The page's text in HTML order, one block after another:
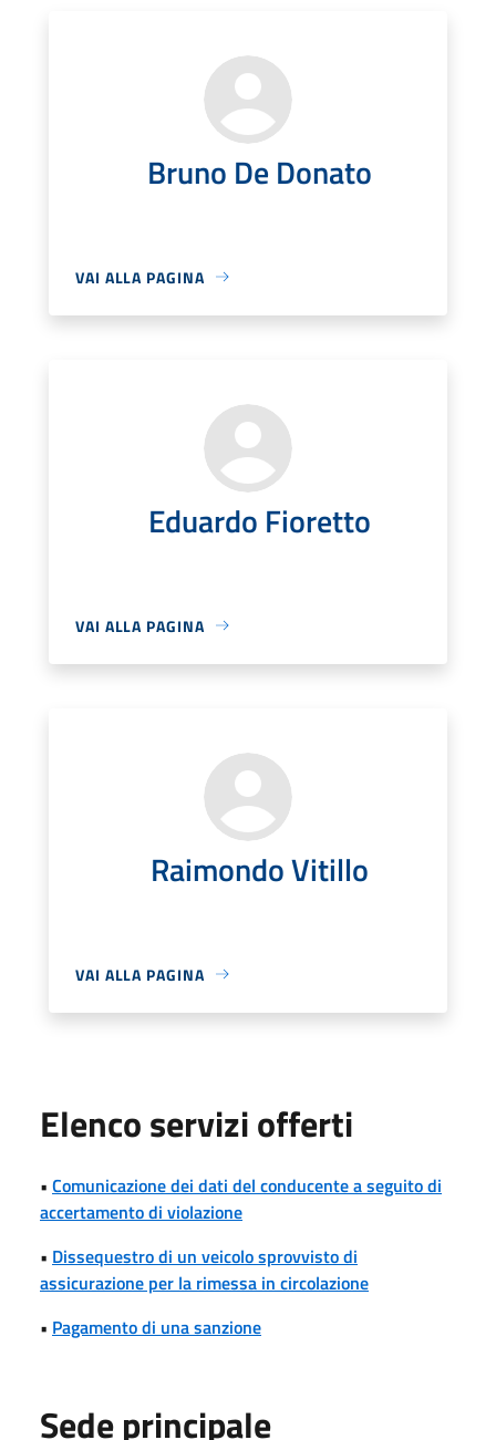
Bruno De Donato
VAI ALLA PAGINA
Eduardo Fioretto
VAI ALLA PAGINA
Raimondo Vitillo
VAI ALLA PAGINA
Elenco servizi offerti
• Comunicazione dei dati del conducente a seguito di
accertamento di violazione
• Dissequestro di un veicolo sprovvisto di
assicurazione per la rimessa in circolazione
• Pagamento di una sanzione
Sede principale